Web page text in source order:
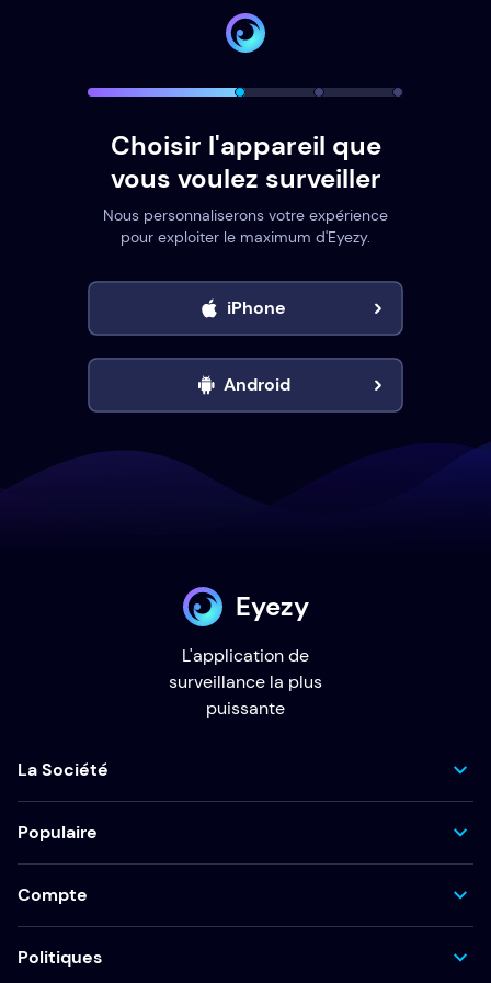
Choisir l'appareil que
vous voulez surveiller
Nous personnaliserons votre expérience
pour exploiter le maximum d'Eyezy.
iPhone
Android
Eyezy
L'application de
surveillance la plus
puissante
La Société
Populaire
Compte
Politiques